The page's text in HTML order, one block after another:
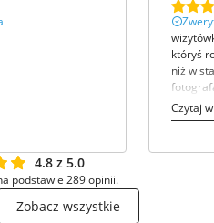
któryś
niż w
samo
Czytaj
4.8 z 5.0
podstawie 289 opinii.
Zobacz wszystkie